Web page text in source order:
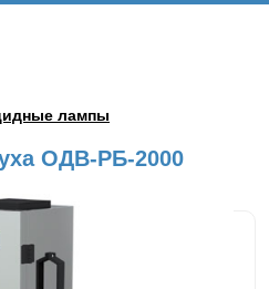
лампы
ОДВ-РБ-2000